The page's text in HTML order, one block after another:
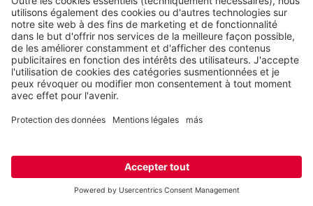
METTRE EN ÉVIDENCE LES LIENS